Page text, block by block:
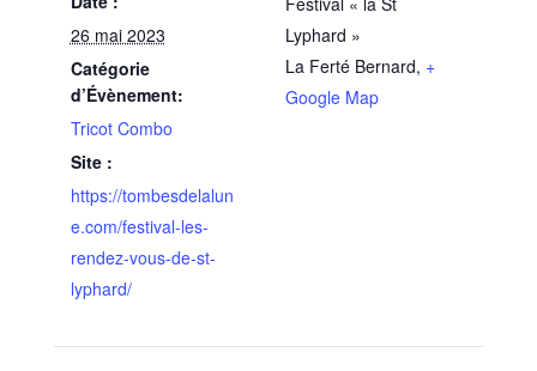
26 mai 2023
Catégorie
d’Évènement:
Tricot Combo
Site :
https://tombesdelalun
e.com/festival-les-
rendez-vous-de-st-
lyphard/
Lyphard »
La Ferté Bernard, +
Google Map